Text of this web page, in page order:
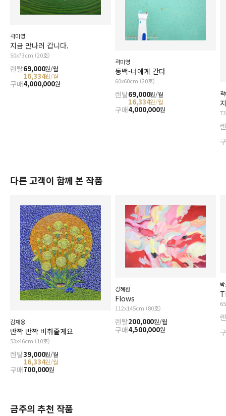
곽미영
지금 만나러 갑니다.
50x73cm (20호)
렌탈69,000원/월
16,334원/월
구매4,000,000원
곽미영
동백-너에게 간다
60x60cm (20호)
렌탈69,000원/월
16,334원/월
구매4,000,000원
다른 고객이 함께 본 작품
김재웅
반짝 반짝 비춰줄게요
53x46cm (10호)
렌탈39,000원/월
16,334원/월
구매700,000원
강혜원
Flows
112x145cm (80호)
렌탈200,000원/월
구매4,500,000원
금주의 추천 작품